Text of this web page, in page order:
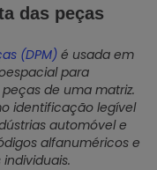
das peças
(DPM)é usada em
para
de uma matriz.
identificação legível
automóvel e
alfanuméricos e